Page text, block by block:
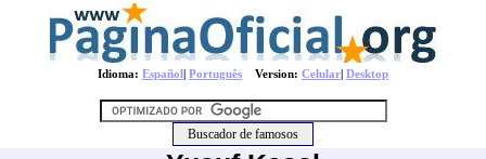
Idioma: Español| Português Version: Celular| Desktop